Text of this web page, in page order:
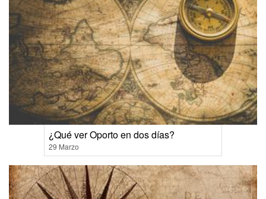
¿Qué ver Oporto en dos días?
29 Marzo